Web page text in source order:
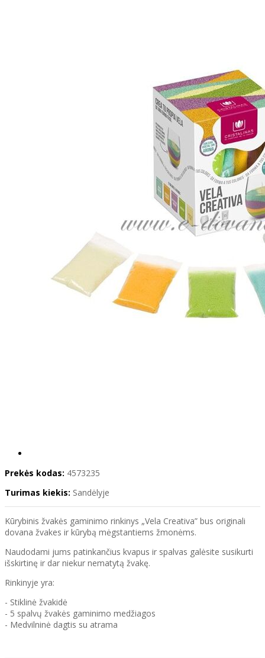
Prekės kodas: 4573235
Turimas kiekis: Sandėlyje
Kūrybinis žvakės gaminimo rinkinys „Vela Creativa” bus originali
dovana žvakes ir kūrybą mėgstantiems žmonėms.
Naudodami jums patinkančius kvapus ir spalvas galėsite susikurti
išskirtinę ir dar niekur nematytą žvakę.
Rinkinyje yra:
- Stiklinė žvakidė
- 5 spalvų žvakės gaminimo medžiagos
- Medvilninė dagtis su atrama